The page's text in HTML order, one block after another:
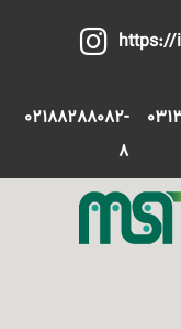
https://
02188288082-
8